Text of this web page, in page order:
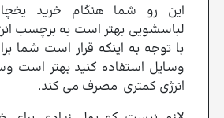
این رو شما هنگام خرید
لباسشویی بهتر است به برچسب
با توجه به اینکه قرار است شما
وسایل استفاده کنید بهتر است
انرژی کمتری مصرف می کند.